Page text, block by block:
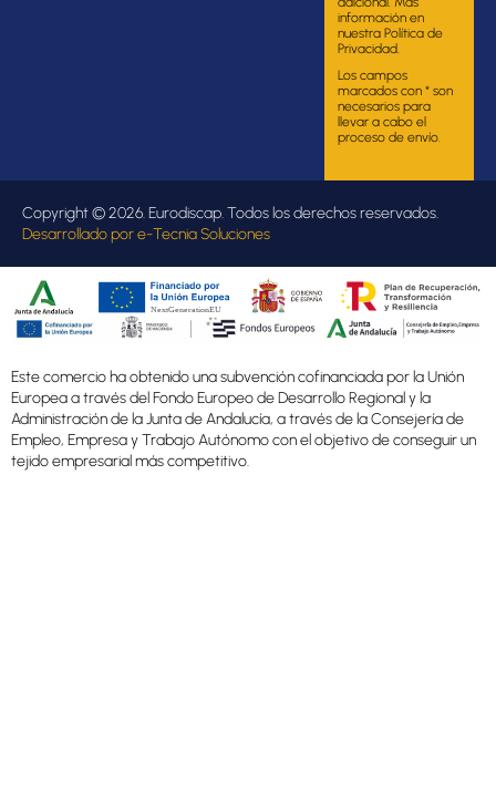
información en
nuestra Política de
Privacidad.
Los campos
marcados con * son
necesarios para
llevar a cabo el
proceso de envío.
Copyright © 2026. Eurodiscap. Todos los derechos reservados.
Desarrollado pore-Tecnia Soluciones
Este comercio ha obtenido una subvención cofinanciada por la Unión
Europea a través del Fondo Europeo de Desarrollo Regional y la
Administración de la Junta de Andalucía, a través de la Consejería de
Empleo, Empresa y Trabajo Autónomo con el objetivo de conseguir un
tejido empresarial más competitivo.